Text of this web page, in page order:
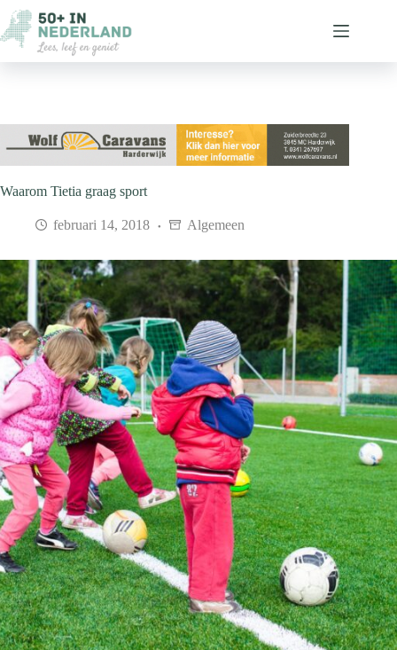
naar
de
inhoud
Waarom Tietia graag sport
februari 14, 2018 Algemeen